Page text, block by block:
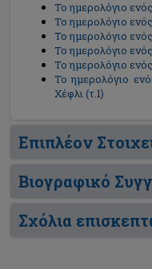
Το ημερολόγιο
Το ημερολόγιο
Το ημερολόγιο
Το ημερολόγιο
Το ημερολόγιο
Το ημερολόγιο
Χέφλι (τ.1)
Επιπλέον
Βιογραφικό
Σχόλια